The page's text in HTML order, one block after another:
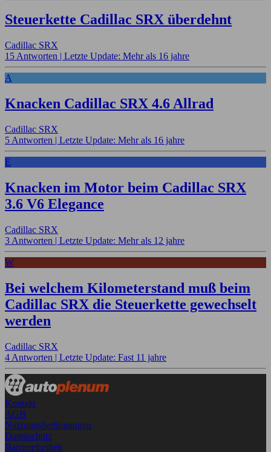
Steuerkette Cadillac SRX überdehnt
Cadillac SRX
15 Antworten | Letzte Update: Mehr als 16 jahre
A
Knacken Cadillac SRX 4.6 Allrad
Cadillac SRX
5 Antworten | Letzte Update: Mehr als 16 jahre
E
Knacken im Motor beim Cadillac SRX
3.6 V6 Elegance
Cadillac SRX
3 Antworten | Letzte Update: Mehr als 12 jahre
W
Bei welchem Kilometerstand muß beim
Cadillac SRX die Steuerkette gewechselt
werden
Cadillac SRX
4 Antworten | Letzte Update: Fast 11 jahre
Kontakt
AGB
Nutzungsbedingungen
Datenschutz
Barrierefreiheit